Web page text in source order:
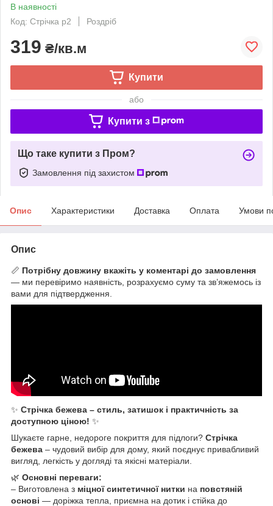
В наявності
Код: Стрічка p2
Роздріб
319 ₴/кв.м
Купити
або
Купити з
Що таке купити з Пром?
Замовлення під захистом
Опис Характеристики Доставка Оплата Умови
Опис
📏 Потрібну довжину вкажіть у коментарі до замовлення
— ми перевіримо наявність, розрахуємо суму та зв’яжемось із
вами для підтвердження.
✨ Стрічка бежева – стиль, затишок і практичність за
доступною ціною! ✨
Шукаєте гарне, недороге покриття для підлоги? Стрічка
бежева – чудовий вибір для дому, який поєднує привабливий
вигляд, легкість у догляді та якісні матеріали.
🌿 Основні переваги:
– Виготовлена з міцної синтетичної нитки на повстяній
основі — доріжка тепла, приємна на дотик і стійка до